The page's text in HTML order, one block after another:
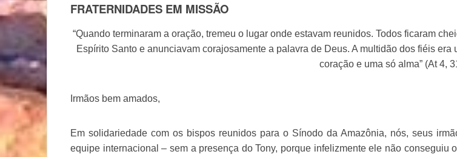
FRATERNIDADES EM MISSÃO
“Quando terminaram a oração, tremeu o lugar onde estavam reunidos. Todos ficaram
Espírito Santo e anunciavam corajosamente a palavra de Deus. A multidão dos fiéis era
coração e uma só alma” (At 4,
Irmãos bem amados,
Em solidariedade com os bispos reunidos para o Sínodo da Amazônia, nós, seus
equipe internacional – sem a presença do Tony, porque infelizmente ele não conseguiu